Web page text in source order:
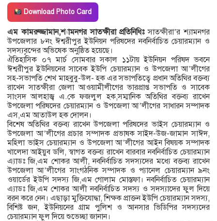
Download Photo Card
এম কামরুজ্জামান,শ্যামনগর সাতক্ষীরা প্রতিনিধিঃসাতক্ষীরা’র শ্যামনগর
উপজেলার ৮নং ঈশ্বরীপুর ইউনিয়ন পরিষদের নবনির্বাচিত চেয়ারম্যান ও
সদস্যবৃন্দের অভিষেক অনুষ্ঠিত হয়েছে।
ঐতিহাসিক ০৭ মার্চ সোমবার সকাল ১১টায় ইউনিয়ন পরিষদ ভবনে
ঈশ্বরীপুর ইউনিয়নের সাবেক ইউপি চেয়ারম্যান ও উপজেলা আ’লীগের
সহ-সভাপতি শেখ মাহবুবু-উল- হক এর সভাপতিত্বে প্রধান অতিথির বক্তব্য
রাখেন সাতক্ষীরা জেলা আওয়ামীলীগের ভারপ্রাপ্ত সভাপতি ও সাবেক
সাংসদ আলহাজ্ব এ.কে ফজলুল হক,সম্মানিক অতিথির বক্তব্য রাখেন
উপজেলা পরিষদের চেয়ারম্যান ও উপজেলা আ’লীগের সাধারন সম্পাদক
এস,এম আতাউল হক দোলন।
বিশেষ অতিথির বক্তব্য রাখেন উপজেলা পরিষদের ভাইস চেয়ারম্যান ও
উপজেলা আ’লীগের প্রচার সম্পাদক প্রভাষক সাইদ-উজ-জামান সাঈদ,
মহিলা ভাইস চেয়ারম্যান ও উপজেলা আ’লীগের আইন বিষয়ক সম্পাদক
খালেদা আইয়ুব ডলি, স্বাগত বক্তব্য রাখেন বারবার নবনির্বাচিত চেয়ারম্যান
এ্যাডঃ জি,এম শোকর আলী, নবনির্বাচিত সদস্যদের মধ্যে বক্তব্য রাখেন
উপজেলা আ’লীগের সাংগঠনিক সম্পাদক ও প্যানেল চেয়ারম্যান ৯নং
ওয়ার্ডের ইউপি সদস্য জি,এম গোলাম মোস্তফা। নবনির্বাচিত চেয়ারম্যান
এ্যাডঃ জি,এম শোকর আলী নবনির্বাচিত সদস্য ও সদস্যাদের ফুল দিয়ে
বরন করে নেন। এছাড়া মুক্তিযোদ্ধা, শিক্ষক প্রাক্তন ইউপি চেয়ারম্যান সদস্য,
বিশিষ্ট জন, ইউনিয়নের গ্রাম পুলিশ ও আনসার ভিডিপির সদস্যদের
চেয়ারম্যান ফুল দিয়ে শুভেচ্ছা জানান।